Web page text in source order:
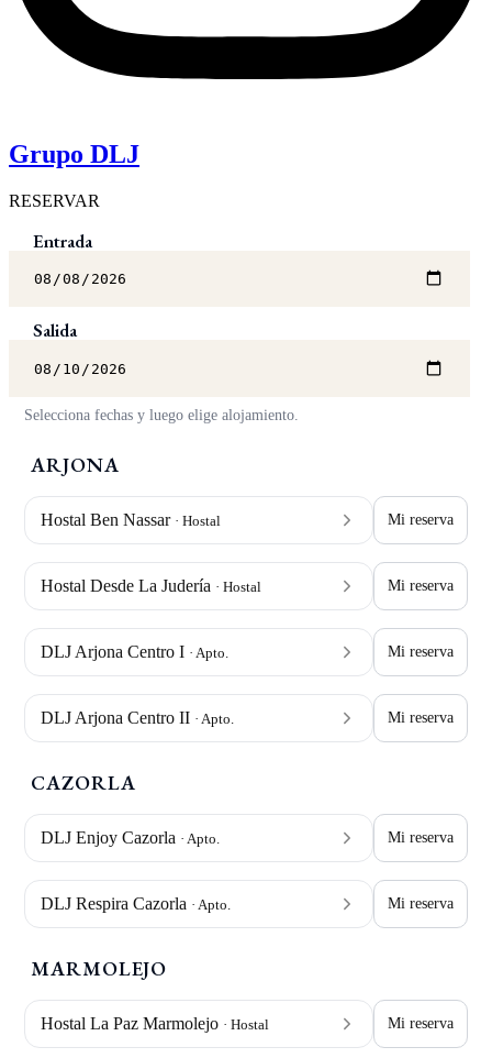
Grupo DLJ
RESERVAR
Entrada
Salida
Selecciona fechas y luego elige alojamiento.
ARJONA
Hostal Ben Nassar · Hostal Mi reserva
Hostal Desde La Judería · Hostal Mi reserva
DLJ Arjona Centro I · Apto. Mi reserva
DLJ Arjona Centro II · Apto. Mi reserva
CAZORLA
DLJ Enjoy Cazorla · Apto. Mi reserva
DLJ Respira Cazorla · Apto. Mi reserva
MARMOLEJO
Hostal La Paz Marmolejo · Hostal Mi reserva